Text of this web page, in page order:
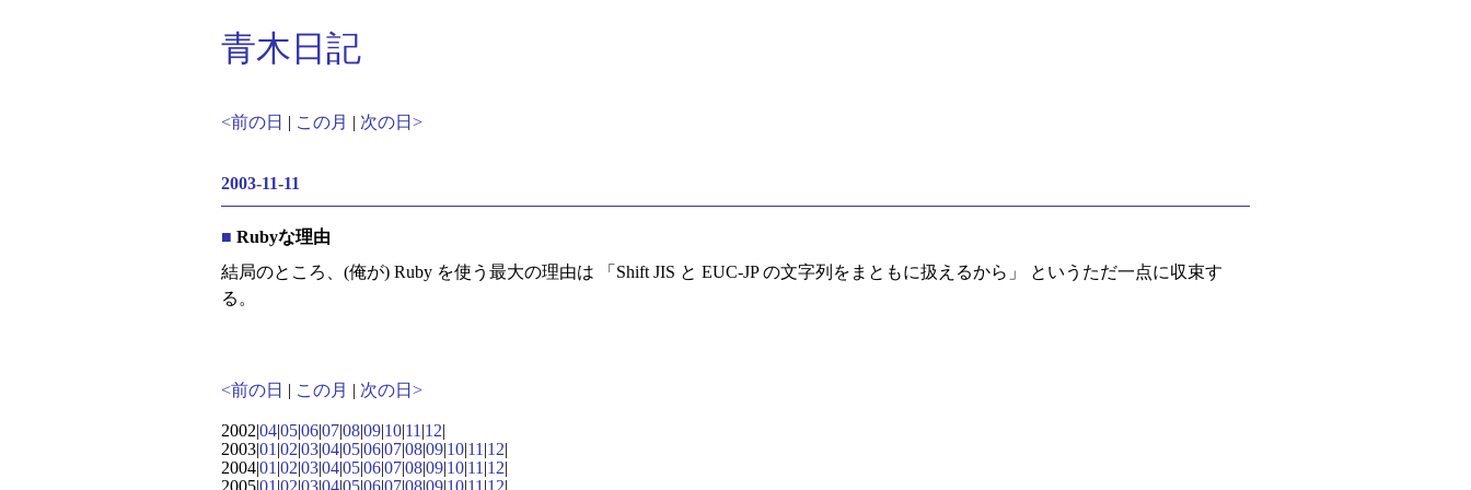
青木日記
<前の日 | この月 | 次の日>
2003-11-11
■ Rubyな理由
結局のところ、(俺が) Ruby を使う最大の理由は 「Shift JIS と EUC-JP の文字列をまともに扱えるから」 というただ一点に収束す
る。
<前の日 | この月 | 次の日>
2002|04|05|06|07|08|09|10|11 |12|
2003|01 |02|03|04|05|06|07|08|09|10|11 |12|
2004|01 |02|03|04|05|06|07|08|09|10|11 |12|
2005|01 |02|03|04|05|06|07|08|09|10|11 |12|